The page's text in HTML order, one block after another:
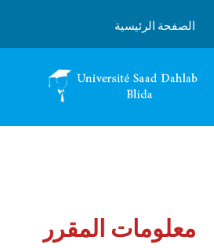
الصفحة الرئيسية
معلومات المقرر